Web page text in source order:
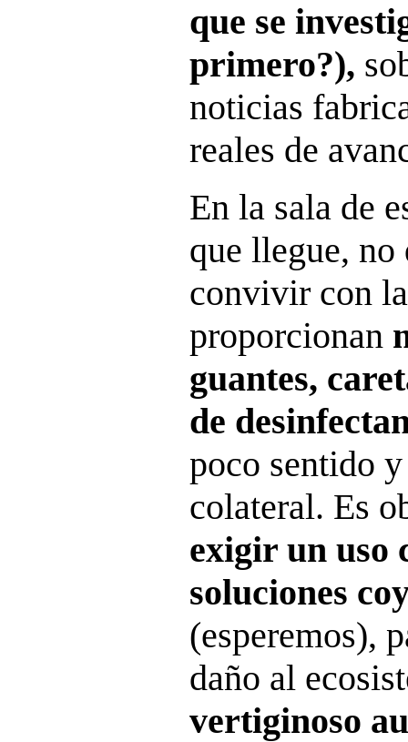
que se
primero?),
noticias
reales de
En la sala de
que llegue, no
convivir con
proporcionan
guantes,
de
poco sentido
colateral. Es
exigir un uso
soluciones
(esperemos),
daño al
vertiginoso